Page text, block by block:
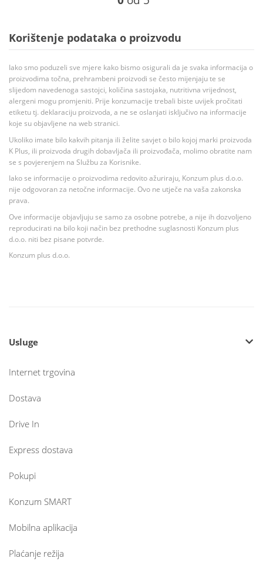
Korištenje podataka o proizvodu
Iako smo poduzeli sve mjere kako bismo osigurali da je svaka informacija o
proizvodima točna, prehrambeni proizvodi se često mijenjaju te se
slijedom navedenoga sastojci, količina sastojaka, nutritivna vrijednost,
alergeni mogu promjeniti. Prije konzumacije trebali biste uvijek pročitati
etiketu tj. deklaraciju proizvoda, a ne se oslanjati isključivo na informacije
koje su objavljene na web stranici.
Ukoliko imate bilo kakvih pitanja ili želite savjet o bilo kojoj marki proizvoda
K Plus, ili proizvoda drugih dobavljača ili proizvođača, molimo obratite nam
se s povjerenjem na Službu za Korisnike.
Iako se informacije o proizvodima redovito ažuriraju, Konzum plus d.o.o.
nije odgovoran za netočne informacije. Ovo ne utječe na vaša zakonska
prava.
Ove informacije objavljuju se samo za osobne potrebe, a nije ih dozvoljeno
reproducirati na bilo koji način bez prethodne suglasnosti Konzum plus
d.o.o. niti bez pisane potvrde.
Konzum plus d.o.o.
Usluge
Internet trgovina
Dostava
Drive In
Express dostava
Pokupi
Konzum SMART
Mobilna aplikacija
Plaćanje režija